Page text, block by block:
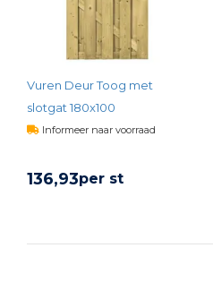
Vuren Deur Toog met
slotgat 180x100
Informeer naar voorraad
136,93per st